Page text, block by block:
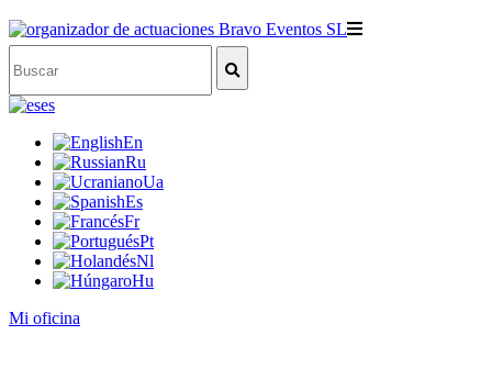
es
En
Ru
Ua
Es
Fr
Pt
Nl
Hu
Mi oficina